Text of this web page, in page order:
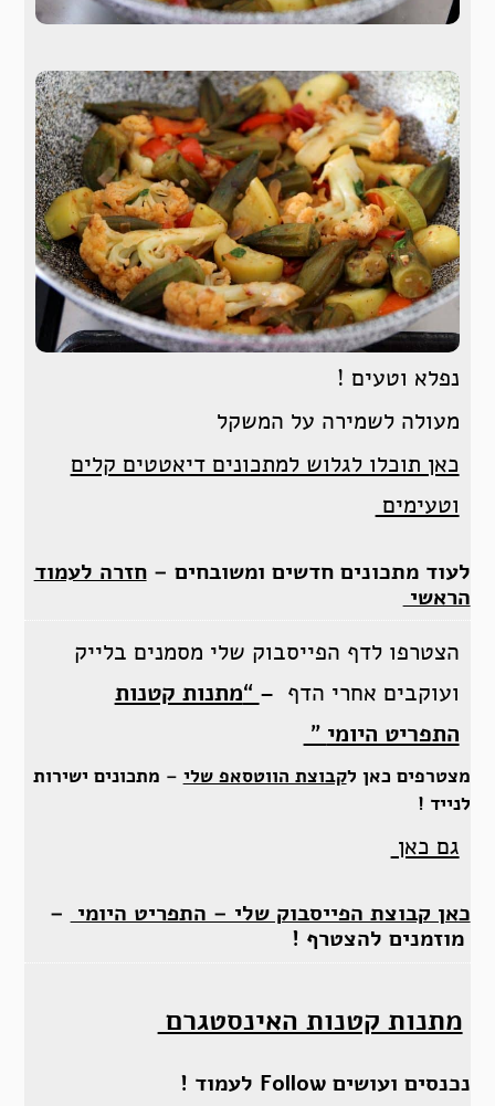
נפלא וטעים !
מעולה לשמירה על המשקל
כאן תוכלו לגלוש למתכונים דיאטטים קלים
וטעימים
לעוד מתכונים חדשים ומשובחים –חזרה לעמוד
הראשי
הצטרפו לדף הפייסבוק שלי מסמנים בלייק
ועוקבים אחרי הדף – “מתנות קטנות
התפריט היומי ”
מצטרפים כאן לקבוצת הווטסאפ שלי – מתכונים ישירות
לנייד !
גם כאן
כאן קבוצת הפייסבוק שלי – התפריט היומי –
מוזמנים להצטרף !
מתנות קטנות האינסטגרם
נכנסים ועושים Follow לעמוד !